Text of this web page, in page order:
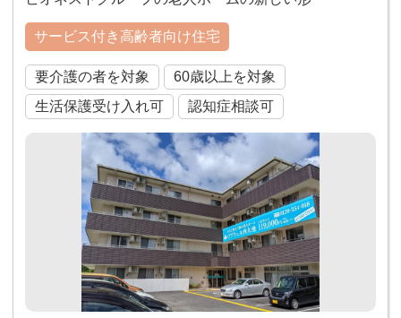
サービス付き高齢者向け住宅
要介護の者を対象
60歳以上を対象
生活保護受け入れ可
認知症相談可